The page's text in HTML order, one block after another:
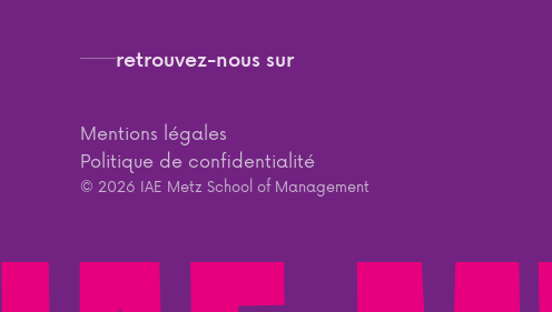
Mentions légales
Politique de confidentialité
retrouvez-nous sur
© 2026 IAE Metz School of Management